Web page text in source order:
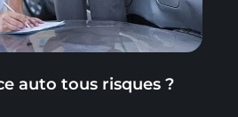
auto tous risques ?